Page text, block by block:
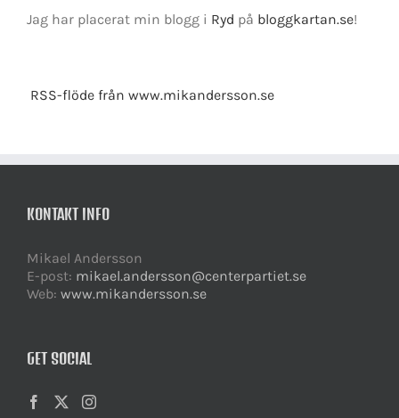
Jag har placerat min blogg i Ryd på bloggkartan.se!
RSS-flöde från www.mikandersson.se
KONTAKT INFO
Mikael Andersson
E-post: mikael.andersson@centerpartiet.se
Web: www.mikandersson.se
GET SOCIAL